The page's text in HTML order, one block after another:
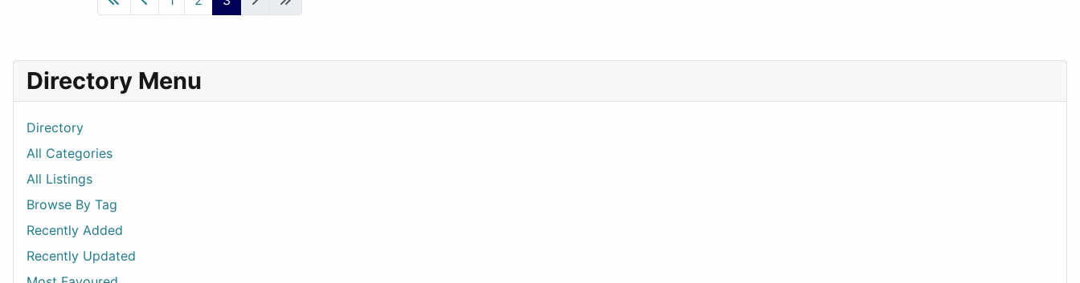
Directory Menu
Directory
All Categories
All Listings
Browse By Tag
Recently Added
Recently Updated